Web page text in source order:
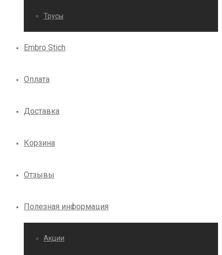
Трусы
Embro Stich
Оплата
Доставка
Корзина
Отзывы
Полезная информация
Акции